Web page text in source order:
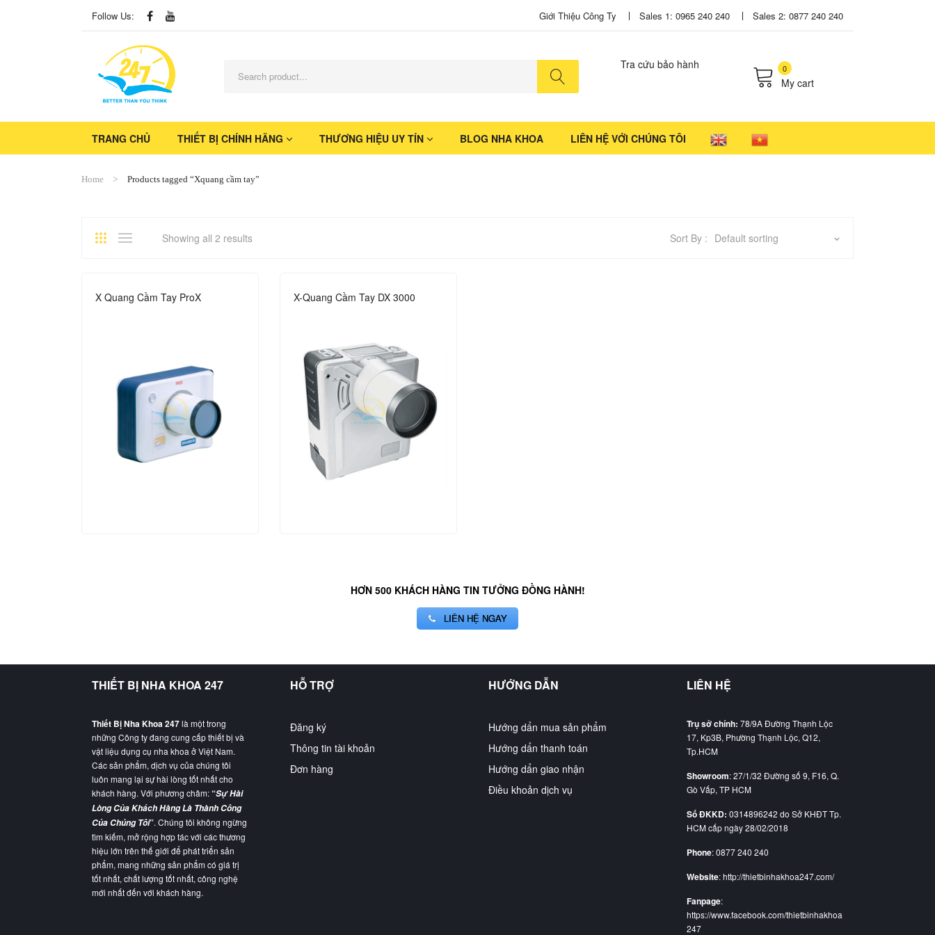
Follow Us: Giới Thiệu Công Ty Sales 1: 0965 240 240 Sales 2: 0877 240 240
Tra cứu bảo hành 0
My cart
TRANG CHỦ
THIẾT BỊ CHÍNH HÃNG THƯƠNG HIỆU UY TÍN BLOG NHA KHOA LIÊN HỆ VỚI CHÚNG TÔI
Home Products tagged “Xquang cầm tay”
Showing all 2 results Sort By : Default sorting
X Quang Cầm Tay ProX X-Quang Cầm Tay DX 3000
HƠN 500 KHÁCH HÀNG TIN TƯỞNG ĐỒNG HÀNH!
LIÊN HỆ NGAY
THIẾT BỊ NHA KHOA 247
Thiết Bị Nha Khoa 247là một trong
những Công ty đang cung cấp thiết bị và
vật liệu dụng cụ nha khoa ở Việt Nam.
Các sản phẩm, dịch vụ của chúng tôi
luôn mang lại sự hài lòng tốt nhất cho
khách hàng. Với phương châm:“Sự Hài
Lòng Của Khách Hàng Là Thành Công
Của Chúng Tôi”. Chúng tôi không ngừng
tìm kiếm, mở rộng hợp tác với các thương
hiệu lớn trên thế giới để phát triển sản
phẩm, mang những sản phẩm có giá trị
tốt nhất, chất lượng tốt nhất, công nghệ
mới nhất đến với khách hàng.
HỖ TRỢ
Đăng ký
Thông tin tài khoản
Đơn hàng
HƯỚNG DẪN
Hướng dẩn mua sản phẩm
Hướng dẩn thanh toán
Hướng dẩn giao nhận
Điều khoản dịch vụ
LIÊN HỆ
Trụ sở chính: 78/9A Đường Thạnh Lộc
17, Kp3B, Phường Thạnh Lộc, Q12,
Tp.HCM
Showroom: 27/1/32 Đường số 9, F16, Q.
Gò Vấp, TP HCM
Số ĐKKD: 0314896242 do Sở KHĐT Tp.
HCM cấp ngày 28/02/2018
Phone: 0877 240 240
Website: http://thietbinhakhoa247.com/
Fanpage:
https://www.facebook.com/thietbinhakhoa
247